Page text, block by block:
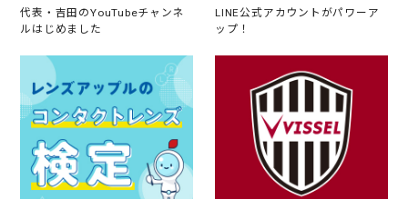
代表・吉田のYouTubeチャンネ
ルはじめました
LINE公式アカウントがパワーア
ップ！